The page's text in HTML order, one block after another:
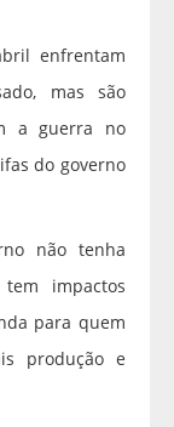
enfrentam
mas são
a guerra no
do governo
não tenha
impactos
para quem
produção e